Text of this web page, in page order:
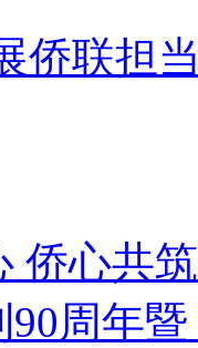
侨联担
侨心共
周年